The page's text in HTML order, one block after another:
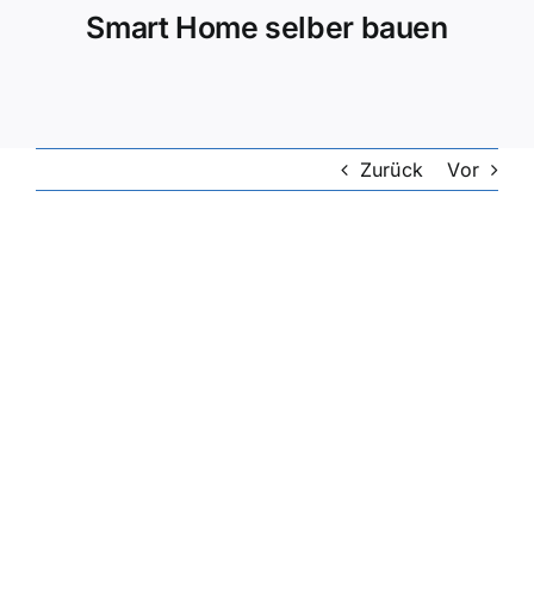
Smart Home selber bauen
Zurück Vor